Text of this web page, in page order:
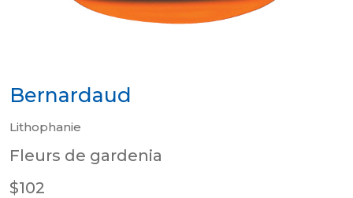
Bernardaud
Lithophanie
Fleurs de gardenia
$102